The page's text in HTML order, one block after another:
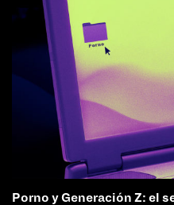
Porno y Generación Z: el